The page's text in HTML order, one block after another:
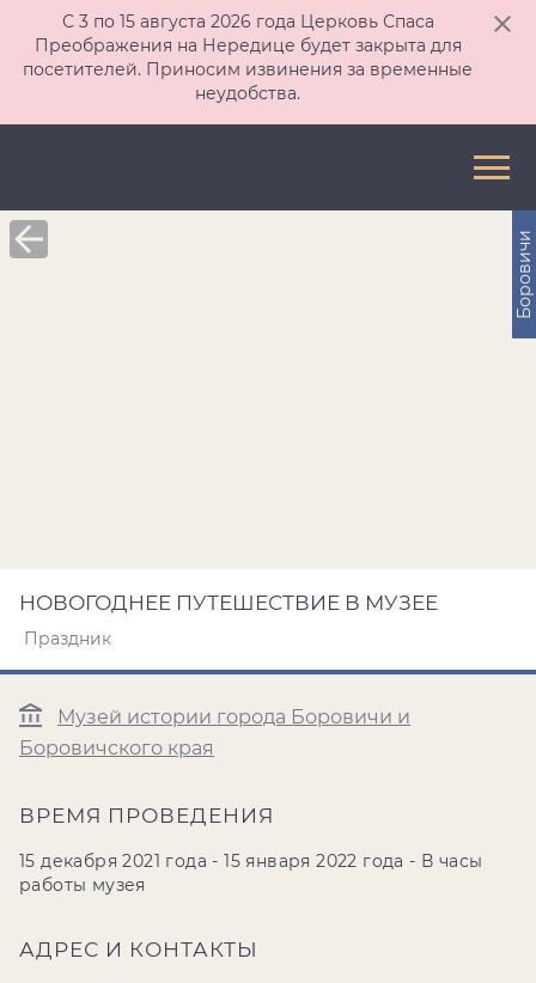
С 3 по 15 августа 2026 года Церковь Спаса
Преображения на Нередице будет закрыта для
посетителей. Приносим извинения за временные
неудобства.
НОВОГОДНЕЕ ПУТЕШЕСТВИЕ В МУЗЕЕ
Праздник
Музей истории города Боровичи и
Боровичского края
ВРЕМЯ ПРОВЕДЕНИЯ
15 декабря 2021 года - 15 января 2022 года - В часы
работы музея
АДРЕС И КОНТАКТЫ
Боровичи